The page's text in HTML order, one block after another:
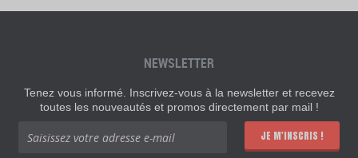
NEWSLETTER
Tenez vous informé. Inscrivez-vous à la newsletter et recevez
toutes les nouveautés et promos directement par mail !
JE M'INSCRIS !